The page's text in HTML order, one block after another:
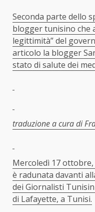
Seconda parte dello
blogger tunisino che
legittimità” del
articolo la blogger
stato di salute dei
traduzione a cura di
Mercoledì 17
è radunata davanti
dei Giornalisti
di Lafayette, a Tunisi.